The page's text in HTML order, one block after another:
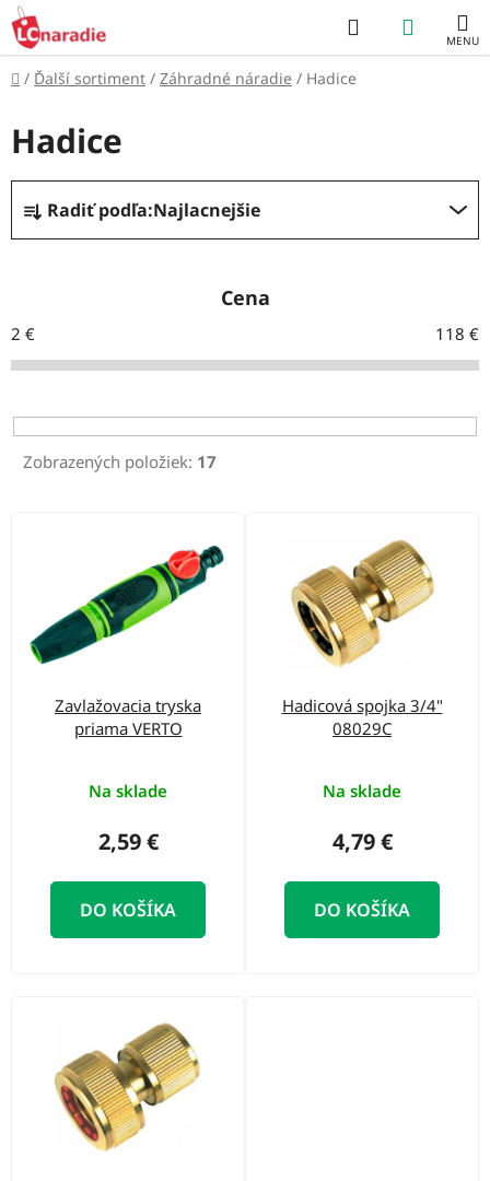
Prejsť
na
obsah
Hľadať
KOŠÍK
Domov
/ Ďalší sortiment / Záhradné náradie / Hadice
Hadice
R
a
n
i
p
r
Radiť podľa:Najlacnejšie
Cena
2 € 118 €
Zobrazených položiek: 17
Zavlažovacia tryska
priama VERTO
Na sklade
2,59 €
DO KOŠÍKA
Hadicová spojka 3/4"
08029C
Na sklade
4,79 €
DO KOŠÍKA